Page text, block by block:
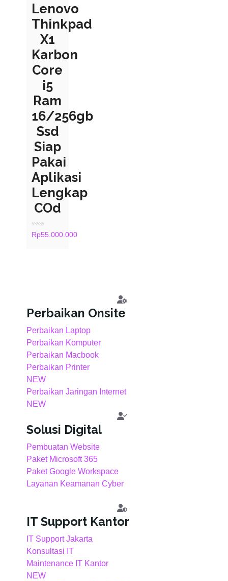
Lenovo
Thinkpad
X1
Karbon
Core
i5
Ram
16/256gb
Ssd
Siap
Pakai
Aplikasi
Lengkap
COd
Rated
Rp55.000.000
Perbaikan Onsite
Perbaikan Laptop
Perbaikan Komputer
Perbaikan Macbook
Perbaikan Printer
NEW
Perbaikan Jaringan Internet
NEW
Solusi Digital
Pembuatan Website
Paket Microsoft 365
Paket Google Workspace
Layanan Keamanan Cyber
IT Support Kantor
IT Support Jakarta
Konsultasi IT
Maintenance IT Kantor
NEW